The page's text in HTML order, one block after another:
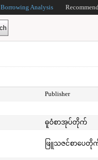
Borrowing Analysis
Publisher
ဓူဝံစာအုပ်တိုက်
ဖြူသဇင်စာပေတို